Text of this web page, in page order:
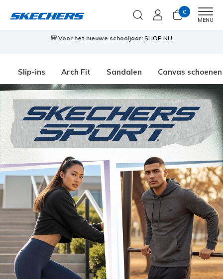
0
MENU
🎒 Voor het nieuwe schooljaar: SHOP NU
Slip-ins Arch Fit Sandalen Canvas schoenen